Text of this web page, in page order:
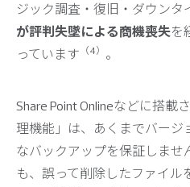
ジック調査・復旧・ダウンタ
が評判失墜による商機喪失を
っています （4） 。
Share Point Onlineなどに搭載
理機能」は、あくまでバージ
なバックアップを保証しませ
も、誤って削除したファイル